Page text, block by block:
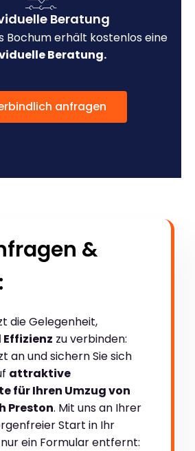
Beratung
Bochum erhält kostenlos eine
Beratung.
anfragen
&
die Gelegenheit,
zu verbinden:
an und sichern Sie sich
attraktive
für Ihren Umzug von
Preston. Mit uns an Ihrer
Start in Ihr
ein Formular entfernt: